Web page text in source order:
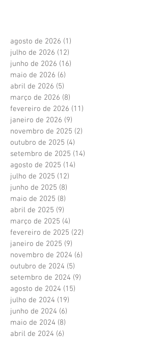
agosto de 2026 (1)
julho de 2026 (12)
junho de 2026 (16)
maio de 2026 (6)
abril de 2026 (5)
março de 2026 (8)
fevereiro de 2026 (11)
janeiro de 2026 (9)
novembro de 2025 (2)
outubro de 2025 (4)
setembro de 2025 (14)
agosto de 2025 (14)
julho de 2025 (12)
junho de 2025 (8)
maio de 2025 (8)
abril de 2025 (9)
março de 2025 (4)
fevereiro de 2025 (22)
janeiro de 2025 (9)
novembro de 2024 (6)
outubro de 2024 (5)
setembro de 2024 (9)
agosto de 2024 (15)
julho de 2024 (19)
junho de 2024 (6)
maio de 2024 (8)
abril de 2024 (6)